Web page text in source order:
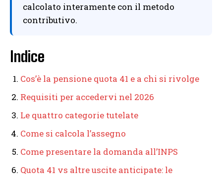
calcolato interamente con il metodo
contributivo.
Indice
Cos’è la pensione quota 41 e a chi si rivolge
Requisiti per accedervi nel 2026
Le quattro categorie tutelate
Come si calcola l’assegno
Come presentare la domanda all’INPS
Quota 41 vs altre uscite anticipate: le